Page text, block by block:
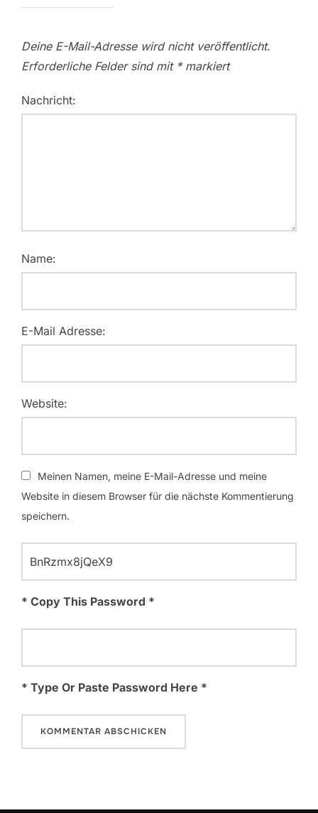
Deine E-Mail-Adresse wird nicht veröffentlicht.
Erforderliche Felder sind mit *markiert
Nachricht:
Name:
E-Mail Adresse:
Website:
Meinen Namen, meine E-Mail-Adresse und meine
Website in diesem Browser für die nächste Kommentierung
speichern.
* Copy This Password *
* Type Or Paste Password Here *